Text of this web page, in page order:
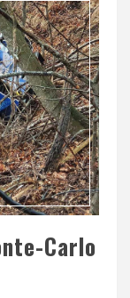
Carlo